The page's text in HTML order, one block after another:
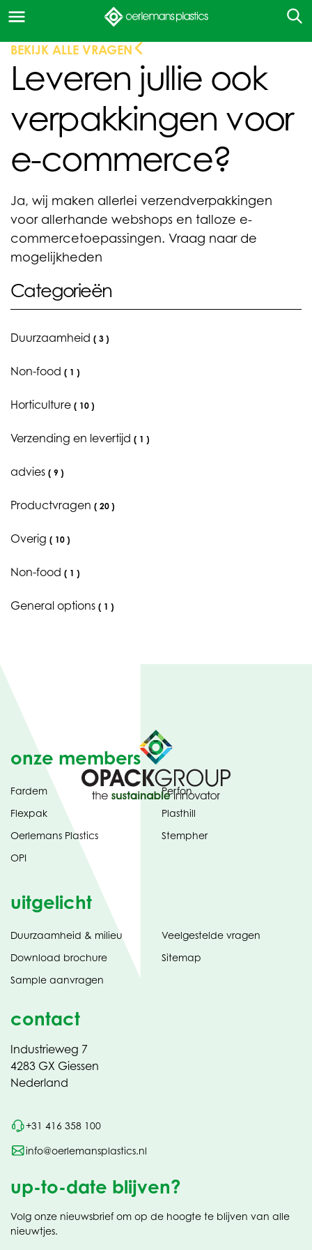
Categorieën
Duurzaamheid ( 3 )
Non-food ( 1 )
Horticulture ( 10 )
Verzending en levertijd ( 1 )
advies ( 9 )
Productvragen ( 20 )
Overig ( 10 )
Non-food ( 1 )
General options ( 1 )
BEKIJK ALLE VRAGEN
Leveren jullie ook
verpakkingen voor
e-commerce?
Ja, wij maken allerlei verzendverpakkingen
voor allerhande webshops en talloze e-
commercetoepassingen. Vraag naar de
mogelijkheden
onze members
Fardem
Flexpak
Oerlemans Plastics
OPI
Perfon
Plasthill
Stempher
uitgelicht
Duurzaamheid & milieu
Download brochure(opent
tabblad)
Sample aanvragen
Veelgestelde vragen
Sitemap
contact
Industrieweg 7
4283 GX Giessen
Nederland
+31 416 358 100
info@oerlemansplastics.nl
up-to-date blijven?
Volg onze nieuwsbrief om op de hoogte te blijven van alle
nieuwtjes.